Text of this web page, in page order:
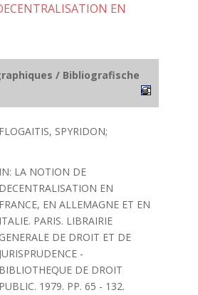
EN
/ Bibliografische
FLOGAITIS, SPYRIDON;
IN: LA NOTION DE
DECENTRALISATION EN
FRANCE, EN ALLEMAGNE ET EN
ITALIE. PARIS. LIBRAIRIE
GENERALE DE DROIT ET DE
JURISPRUDENCE -
BIBLIOTHEQUE DE DROIT
PUBLIC. 1979. PP. 65 - 132.